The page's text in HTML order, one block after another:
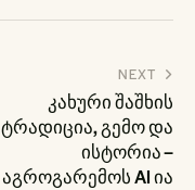
NEXT
კახური შაშხის
ტრადიცია, გემო და
ისტორია –
აგროგარემოს AI ია